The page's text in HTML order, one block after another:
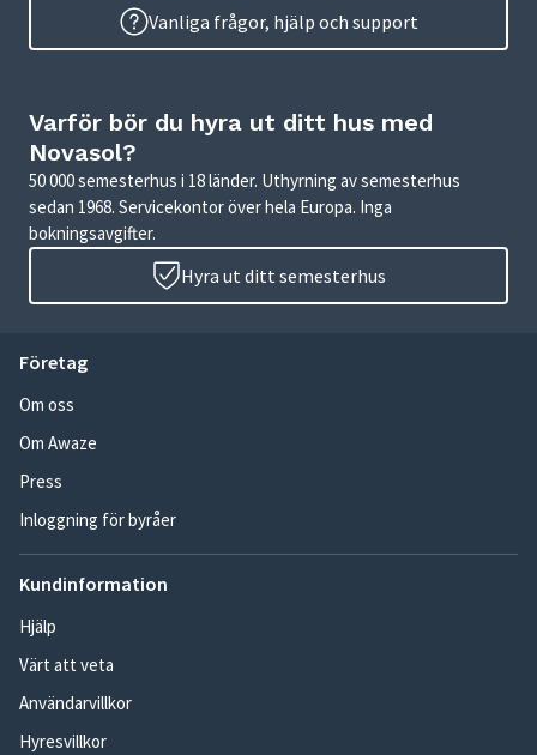
Vanliga frågor, hjälp och support
Varför bör du hyra ut ditt hus med
Novasol?
50 000 semesterhus i 18 länder. Uthyrning av semesterhus
sedan 1968. Servicekontor över hela Europa. Inga
bokningsavgifter.
Hyra ut ditt semesterhus
Företag
Om oss
Om Awaze
Press
Inloggning för byråer
Kundinformation
Hjälp
Värt att veta
Användarvillkor
Hyresvillkor